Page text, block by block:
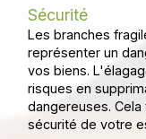
Sécurité
Les branches
représenter un
vos biens.
risques en
dangereuses.
sécurité de votre